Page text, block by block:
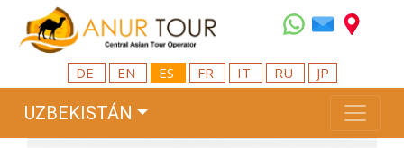
DE EN ES FR IT RU JP
UZBEKISTÁN